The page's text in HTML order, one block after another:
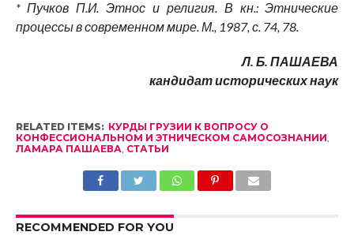
* Пучков П.И. Этнос и религия. В кн.: Этнические
процессы в современном мире. М., 1987, с. 74, 78.
Л. Б. ПАШАЕВА
кандидат исторических наук
RELATED ITEMS: КУРДЫ ГРУЗИИ К ВОПРОСУ О
КОНФЕССИОНАЛЬНОМ И ЭТНИЧЕСКОМ САМОСОЗНАНИИ
ЛАМАРА ПАШАЕВА СТАТЬИ
RECOMMENDED FOR YOU